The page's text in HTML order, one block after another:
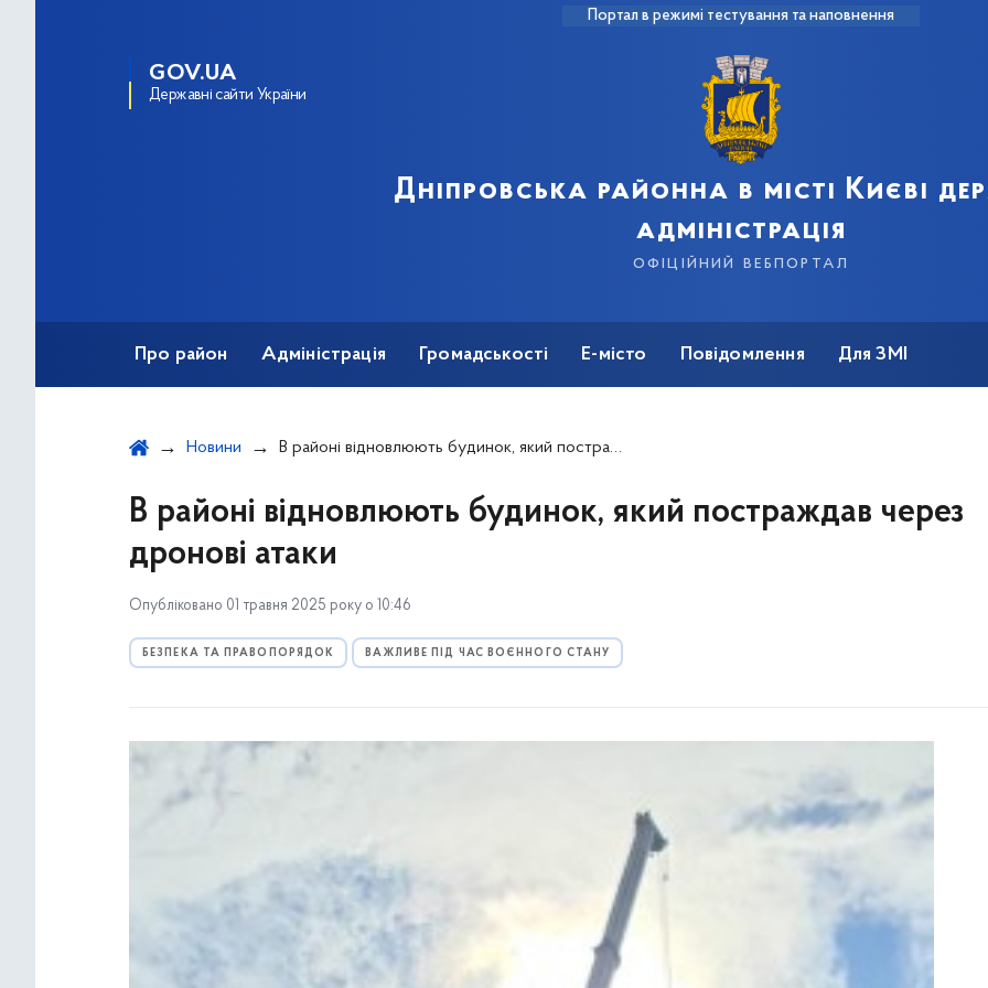
Портал в режимі тестування та наповнення
GOV.UA
Державні сайти України
Дніпровська районна в місті Києві
адміністрація
офіційний вебпортал
Про район Адміністрація Громадськості Е-місто Повідомлення Для ЗМІ
Новини В районі відновлюють будинок, який постраждав через дронові атаки
В районі відновлюють будинок, який постраждав через
дронові атаки
Опубліковано 01 травня 2025 року о 10:46
БЕЗПЕКА ТА ПРАВОПОРЯДОК ВАЖЛИВЕ ПІД ЧАС ВОЄННОГО СТАНУ